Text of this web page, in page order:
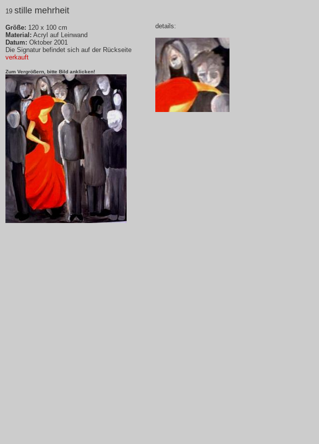
19 stille mehrheit
Größe: 120 x 100 cm
Material: Acryl auf Leinwand
Datum: Oktober 2001
Die Signatur befindet sich auf der Rückseite
verkauft
Zum Vergrößern, bitte Bild anklicken!
details: